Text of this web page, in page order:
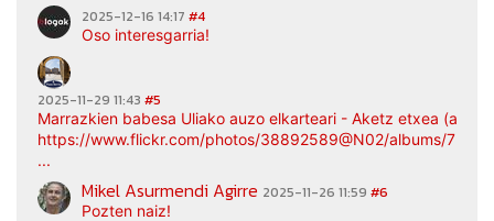
2025-12-16 14:17 #4
Oso interesgarria!
2025-11-29 11:43 #5
Marrazkien babesa Uliako auzo elkarteari - Aketz etxea
https://www.flickr.com/photos/38892589@N02/albums/
...
Mikel Asurmendi Agirre 2025-11-26 11:59 #6
Pozten naiz!